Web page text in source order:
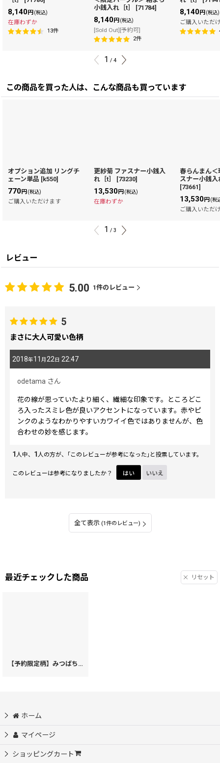
8,140円(税込)
在庫わずか
13件
小銭入れ［t］
[71784]
8,140円(税込)
[Sold Out][予約可]
2件
8,140円(税込)
ご購入いただ
1 / 4
この商品を買った人は、こんな商品も買っています
オプション追加 リングチ
ェーン単品 [k550]
770円 (税込)
ご購入いただけます
更紗菊 ファスナー小銭入
れ［t］
[73230]
13,530円 (税込)
在庫わずか
春らんまん＜
スナー小銭入
[73661]
13,530円 (税
ご購入いただ
1 / 3
レビュー
5.00 1件のレビュー
5
まさに大人可愛い色柄
2018年11 月 22 日 22:47
odetama さん
花の線が思っていたより細く、繊細な印象です。ところどこ
ろ入ったスミレ色が良いアクセントになっています。赤やピ
ンクのようなわかりやすいカワイイ色ではありませんが、色
合わせの妙を感じます。
1人中、 1人の方が、｢このレビューが参考になった｣と投票しています。
このレビューは参考になりましたか？ はい いいえ
全て表示 (1件のレビュー)
最近チェックした商品 リセット
【予約限定柄】みつばち＜限定カーキ＞ 箱まち小銭入れ［t］
ホーム
マイページ
ショッピングカート